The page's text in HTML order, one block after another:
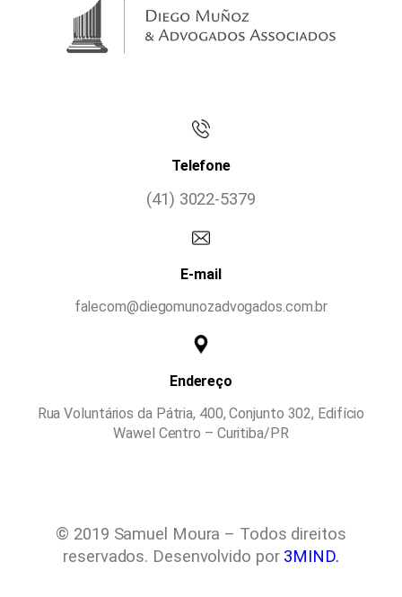
Telefone
(41) 3022-5379
E-mail
falecom@diegomunozadvogados.com.br
Endereço
Rua Voluntários da Pátria, 400, Conjunto 302, Edifício
Wawel Centro – Curitiba/PR
© 2019 Samuel Moura – Todos direitos
reservados. Desenvolvido por 3MIND.